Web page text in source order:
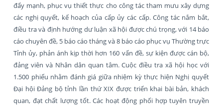
đẩy mạnh, phục vụ thiết thực cho công tác tham mưu xây dựng
các nghị quyết, kế hoạch của cấp ủy các cấp. Công tác nắm bắt,
điều tra và định hướng dư luận xã hội được chú trọng, với 14 báo
cáo chuyên đề, 5 báo cáo tháng và 8 báo cáo phục vụ Thường trực
Tỉnh ủy, phản ánh kịp thời hơn 160 vấn đề, sự kiện được cán bộ,
đảng viên và Nhân dân quan tâm. Cuộc điều tra xã hội học với
1.500 phiếu nhằm đánh giá giữa nhiệm kỳ thực hiện Nghị quyết
Đại hội Đảng bộ tỉnh lần thứ XIX được triển khai bài bản, khách
quan, đạt chất lượng tốt. Các hoạt động phối hợp tuyên truyền